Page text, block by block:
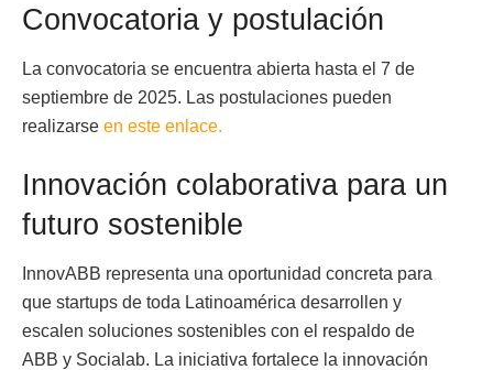
Convocatoria y postulación
La convocatoria se encuentra abierta hasta el 7 de
septiembre de 2025. Las postulaciones pueden
realizarse en este enlace.
Innovación colaborativa para un
futuro sostenible
InnovABB representa una oportunidad concreta para
que startups de toda Latinoamérica desarrollen y
escalen soluciones sostenibles con el respaldo de
ABB y Socialab. La iniciativa fortalece la innovación